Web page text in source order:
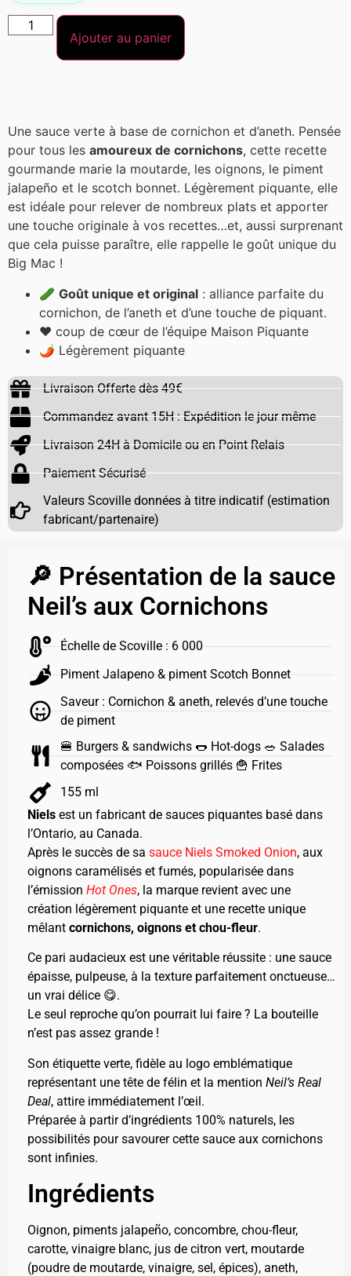
Ajouter au panier
Une sauce verte à base de cornichon et d’aneth. Pensée
pour tous les amoureux de cornichons, cette recette
gourmande marie la moutarde, les oignons, le piment
jalapeño et le scotch bonnet. Légèrement piquante, elle
est idéale pour relever de nombreux plats et apporter
une touche originale à vos recettes…et, aussi surprenant
que cela puisse paraître, elle rappelle le goût unique du
Big Mac !
🥒 Goût unique et original : alliance parfaite du
cornichon, de l’aneth et d’une touche de piquant.
❤️ coup de cœur de l’équipe Maison Piquante
🌶️ Légèrement piquante
Livraison Offerte dès 49€
Commandez avant 15H : Expédition le jour même
Livraison 24H à Domicile ou en Point Relais
Paiement Sécurisé
Valeurs Scoville données à titre indicatif (estimation
fabricant/partenaire)
🔎 Présentation de la sauce
Neil’s aux Cornichons
Échelle de Scoville : 6 000
Piment Jalapeno & piment Scotch Bonnet
Saveur : Cornichon & aneth, relevés d’une touche
de piment
🍔 Burgers & sandwichs 🌭 Hot-dogs 🥗 Salades
composées 🐟 Poissons grillés 🍟 Frites
155 ml
Niels est un fabricant de sauces piquantes basé dans
l’Ontario, au Canada.
Après le succès de sa sauce Niels Smoked Onion, aux
oignons caramélisés et fumés, popularisée dans
l’émission Hot Ones, la marque revient avec une
création légèrement piquante et une recette unique
mêlant cornichons, oignons et chou-fleur.
Ce pari audacieux est une véritable réussite : une sauce
épaisse, pulpeuse, à la texture parfaitement onctueuse…
un vrai délice 😋.
Le seul reproche qu’on pourrait lui faire ? La bouteille
n’est pas assez grande !
Son étiquette verte, fidèle au logo emblématique
représentant une tête de félin et la mention Neil’s Real
Deal, attire immédiatement l’œil.
Préparée à partir d’ingrédients 100% naturels, les
possibilités pour savourer cette sauce aux cornichons
sont infinies.
Ingrédients
Oignon, piments jalapeño, concombre, chou-fleur,
carotte, vinaigre blanc, jus de citron vert, moutarde
(poudre de moutarde, vinaigre, sel, épices), aneth,